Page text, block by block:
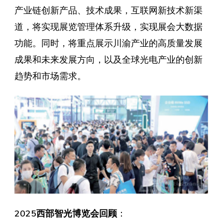
产业链创新产品、技术成果，互联网新技术新渠
道，将实现展览管理体系升级，实现展会大数据
功能。同时，将重点展示川渝产业的高质量发展
成果和未来发展方向，以及全球光电产业的创新
趋势和市场需求。
2025西部智光博览会回顾：